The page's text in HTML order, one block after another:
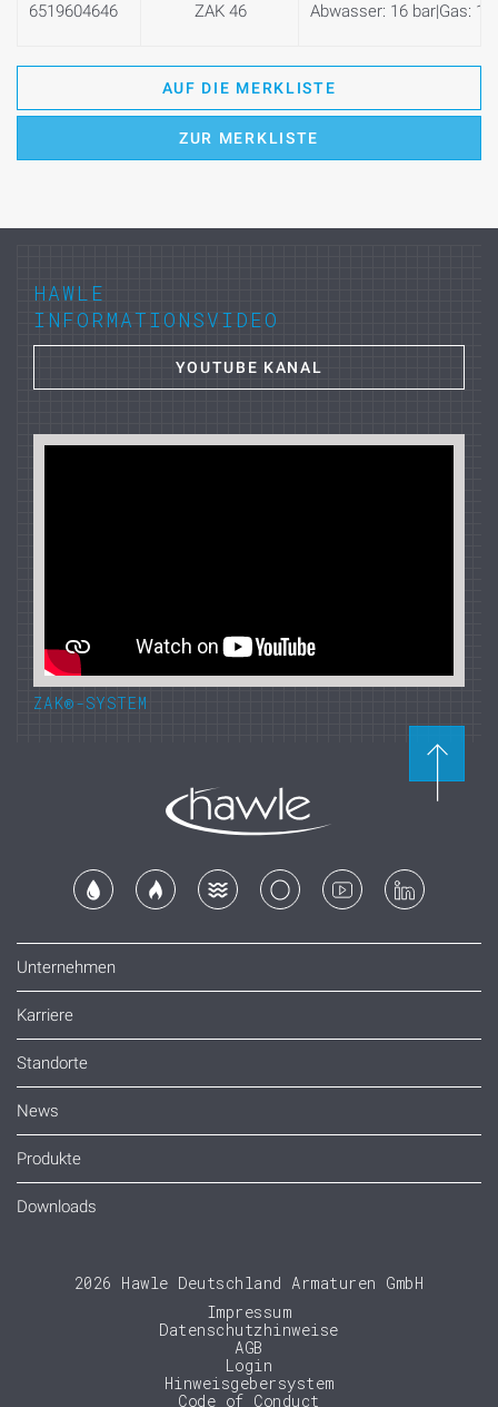
6519604646 ZAK 46 Abwasser: 16 bar|Gas:
AUF DIE MERKLISTE
ZUR MERKLISTE
HAWLE
INFORMATIONSVIDEO
YOUTUBE KANAL
ZAK®-SYSTEM
Unternehmen
Karriere
Standorte
News
Produkte
Downloads
2026 Hawle Deutschland Armaturen GmbH
Impressum
Datenschutzhinweise
AGB
Login
Hinweisgebersystem
Code of Conduct